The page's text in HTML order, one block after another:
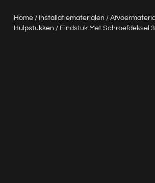
Home/ Installatiematerialen /
Hulpstukken / Eindstuk Met Schroefdeksel